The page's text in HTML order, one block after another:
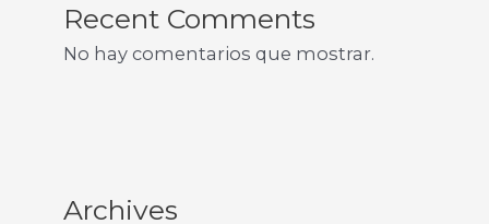
Recent Comments
No hay comentarios que mostrar.
Archives